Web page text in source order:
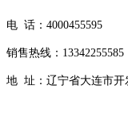
电 话：4000455595
销售热线：13342255585
地 址：辽宁省大连市开